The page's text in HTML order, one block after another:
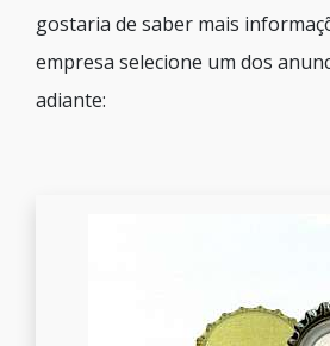
gostaria de saber mais
empresa selecione um dos
adiante: